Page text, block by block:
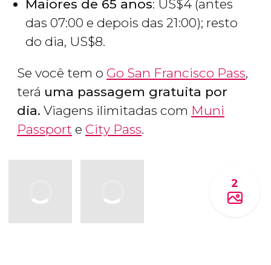
Maiores de 65 anos: US$4 (antes
das 07:00 e depois das 21:00); resto
do dia, US$8.
Se você tem o Go San Francisco Pass,
terá uma passagem gratuita por
dia. Viagens ilimitadas com Muni
Passport e City Pass.
2